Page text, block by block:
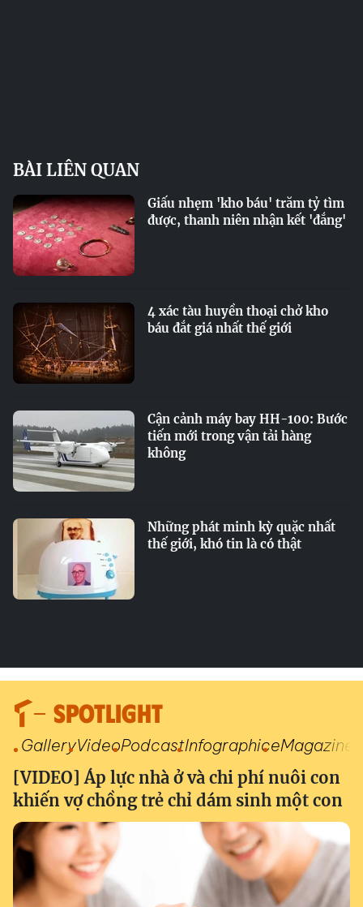
BÀI LIÊN QUAN
Giấu nhẹm 'kho báu' trăm tỷ tìm
được, thanh niên nhận kết 'đắng'
4 xác tàu huyền thoại chở kho
báu đắt giá nhất thế giới
Cận cảnh máy bay HH-100: Bước
tiến mới trong vận tải hàng
không
Những phát minh kỳ quặc nhất
thế giới, khó tin là có thật
SPOTLIGHT
GalleryVideoPodcastInfographiceMagazine
[VIDEO] Áp lực nhà ở và chi phí nuôi con
khiến vợ chồng trẻ chỉ dám sinh một con